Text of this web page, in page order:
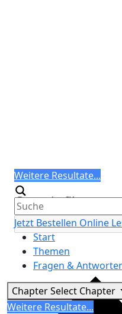
Search
Weitere Resultate...
Generic filters
Jetzt Bestellen Online
Start
Themen
Fragen &
ChapterSelect Chapter
Search
Weitere Resultate...